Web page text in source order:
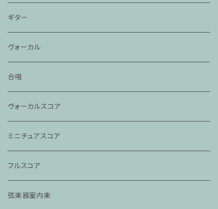
ギター
ヴォーカル
合唱
ヴォーカルスコア
ミニチュアスコア
フルスコア
弦楽器室内楽